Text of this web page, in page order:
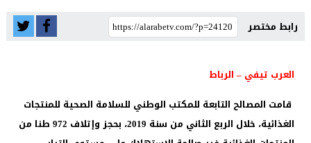
رابط مختصر
العرب تيفي – الرباط
قامت المصالح التابعة للمكتب الوطني للسلامة الصحية للمنتجات
الغذائية، خلال الربع الثاني من سنة 2019، بحجز وإتلاف 972 طنا من